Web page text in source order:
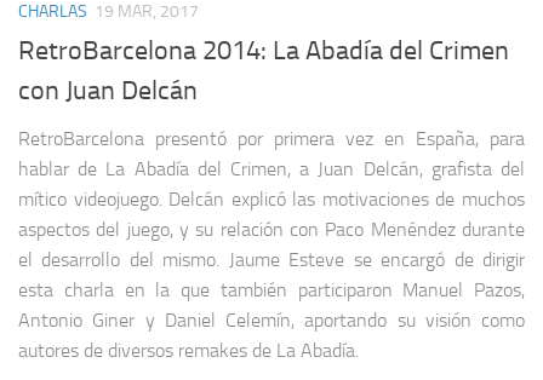
CHARLAS 19 MAR, 2017
RetroBarcelona 2014: La Abadía del Crimen
con Juan Delcán
RetroBarcelona presentó por primera vez en España, para
hablar de La Abadía del Crimen, a Juan Delcán, grafista del
mítico videojuego. Delcán explicó las motivaciones de muchos
aspectos del juego, y su relación con Paco Menéndez durante
el desarrollo del mismo. Jaume Esteve se encargó de dirigir
esta charla en la que también participaron Manuel Pazos,
Antonio Giner y Daniel Celemín, aportando su visión como
autores de diversos remakes de La Abadía.